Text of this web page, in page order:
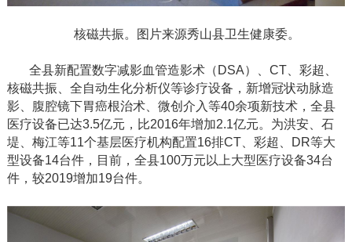
核磁共振。图片来源秀山县卫生健康委。
全县新配置数字减影血管造影术（ DSA）、CT、彩超、
核磁共振、全自动生化分析仪等诊疗设备，新增冠状动脉造
影、腹腔镜下胃癌根治术、微创介入等40余项新技术，全县
医疗设备已达3.5亿元，比2016年增加2.1亿元。为洪安、石
堤、梅江等11个基层医疗机构配置16排CT、彩超、DR等大
型设备14台件，目前，全县100万元以上大型医疗设备34台
件，较2019增加19台件。